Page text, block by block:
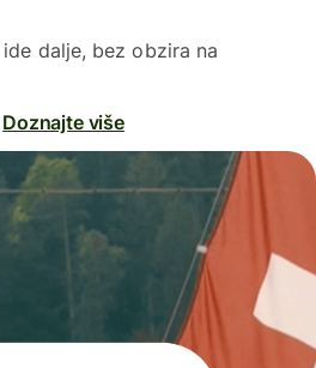
dalje, bez obzira na
Doznajte više